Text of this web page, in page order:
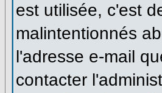
est utilisée, c'est
malintentionnés
l'adresse e-mail
contacter